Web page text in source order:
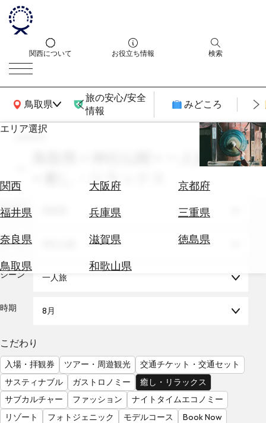
関西について お役立ち情報 検索
鳥取県
関西広域MAP
旅の安心/安全
情報
みどころ
エリア選択
関西 大阪府
京都府
福井県
兵庫県
三重県
奈良県
滋賀県
徳島県
鳥取県
和歌山県
エ
券
テ
を
る
気
を
見
る
search
鳥取県 × 神社仏閣 × 一人旅 × 8月
× 癒し・リラックス
エリア
テーマ
シーン 一人旅
時期 8月
こだわり
入場・拝観券 ツアー・周遊観光
交通チケット・交通セット
サスティナブル
ガストロノミー
癒し・リラックス
サブカルチャー
ファッション
ナイトタイムエコノミー
リゾート
フォトジェニック モデルコース Book Now